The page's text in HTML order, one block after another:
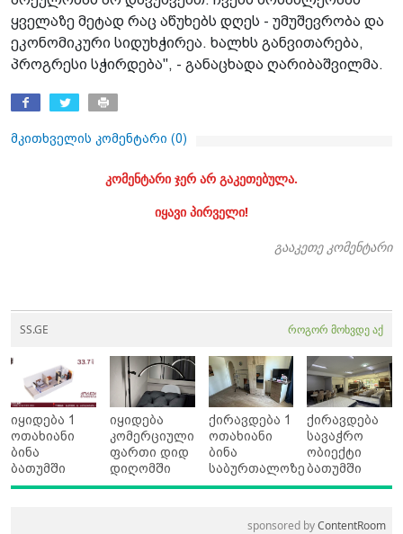
ყველაზე მეტად რაც აწუხებს დღეს - უმუშევრობა და
ეკონომიკური სიდუხჭირეა. ხალხს განვითარება,
პროგრესი სჭირდება", - განაცხადა ღარიბაშვილმა.
მკითხველის კომენტარი (0)
კომენტარი ჯერ არ გაკეთებულა.
იყავი პირველი!
გააკეთე კომენტარი
SS.GE როგორ მოხვდე აქ
იყიდება 1
ოთახიანი
ბინა
ბათუმში
იყიდება
კომერციული
ფართი დიდ
დიღომში
ქირავდება 1
ოთახიანი
ბინა
საბურთალოზე
ქირავდება
სავაჭრო
ობიექტი
ბათუმში
sponsored byContentRoom